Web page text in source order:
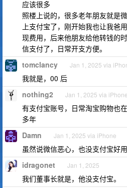
应该很多
照楼上说的，很多老年朋友就是
上支付宝了，刚开始我也让我爸
现费用，后来他朋友给他转钱的
信支付了，日常开支方便。
tomclancy Jan 1, 2025 via
我就是，00 后
nothing2 Jan 1, 2025 via iPhone
有支付宝账号，日常淘宝购物也
多年
Damn Jan 1, 2025 via iPhone
虽然说微信恶心，也没支付宝好
idragonet Jan 1, 2025
我们董事长就是，他没支付宝。